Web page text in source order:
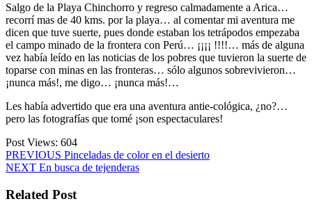
Salgo de la Playa Chinchorro y regreso calmadamente a Arica…
recorrí mas de 40 kms. por la playa… al comentar mi aventura me
dicen que tuve suerte, pues donde estaban los tetrápodos empezaba
el campo minado de la frontera con Perú… ¡¡¡¡ !!!!… más de alguna
vez había leído en las noticias de los pobres que tuvieron la suerte de
toparse con minas en las fronteras… sólo algunos sobrevivieron…
¡nunca más!, me digo… ¡nunca más!…
Les había advertido que era una aventura antie-cológica, ¿no?…
pero las fotografías que tomé ¡son espectaculares!
Post Views: 604
Navegación
de
entradas
PREVIOUS Entrada
anterior:
Pinceladas de color en el desierto
NEXT Siguiente
En busca de tejenderas
Related Post